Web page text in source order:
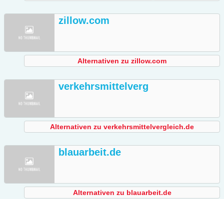
zillow.com
Alternativen zu zillow.com
verkehrsmittelverg
Alternativen zu verkehrsmittelvergleich.de
blauarbeit.de
Alternativen zu blauarbeit.de